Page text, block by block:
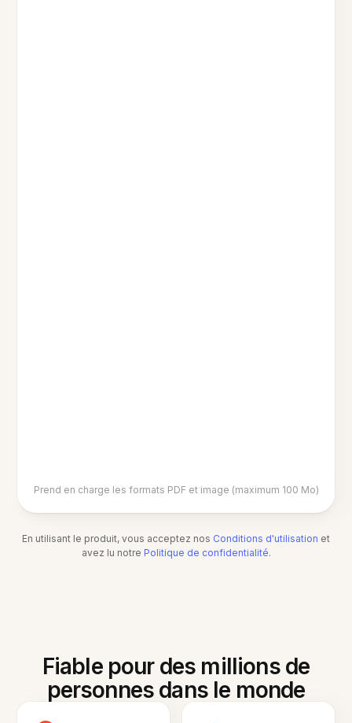
Prend en charge les formats PDF et image (maximum 100 Mo)
En utilisant le produit, vous acceptez nos Conditions d'utilisation et
avez lu notre Politique de confidentialité.
Fiable pour des millions de
personnes dans le monde